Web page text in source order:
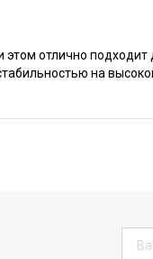
отлично подходит
на